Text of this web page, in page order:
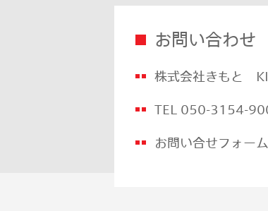
お問い合わせ
株式会社きもと
TEL 050-3154-
お問い合せフォー